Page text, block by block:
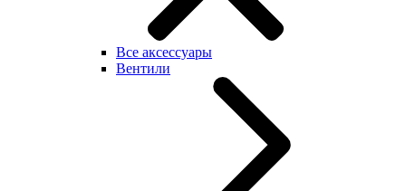
Все аксессуары
Вентили